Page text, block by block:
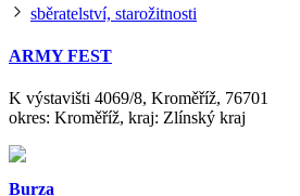
sběratelství, starožitnosti
ARMY FEST
K výstavišti 4069/8, Kroměříž, 76701
okres: Kroměříž, kraj: Zlínský kraj
Burza